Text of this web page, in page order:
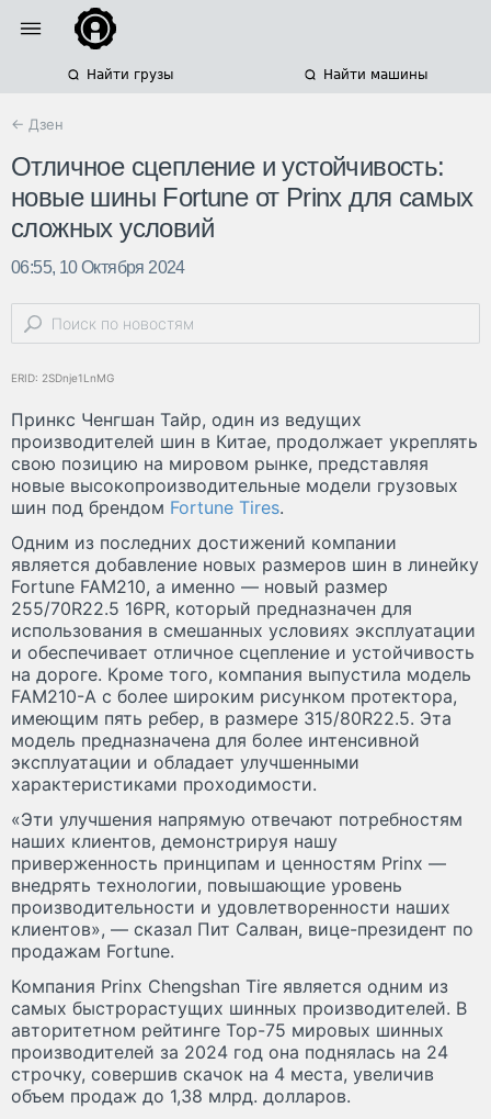
Найти грузы Найти машины
← Дзен
Отличное сцепление и устойчивость:
новые шины Fortune от Prinx для самых
сложных условий
06:55, 10 Октября 2024
ERID: 2SDnje1LnMG
Принкс Ченгшан Тайр, один из ведущих
производителей шин в Китае, продолжает укреплять
свою позицию на мировом рынке, представляя
новые высокопроизводительные модели грузовых
шин под брендом Fortune Tires.
Одним из последних достижений компании
является добавление новых размеров шин в линейку
Fortune FAM210, а именно — новый размер
255/70R22.5 16PR, который предназначен для
использования в смешанных условиях эксплуатации
и обеспечивает отличное сцепление и устойчивость
на дороге. Кроме того, компания выпустила модель
FAM210-A с более широким рисунком протектора,
имеющим пять ребер, в размере 315/80R22.5. Эта
модель предназначена для более интенсивной
эксплуатации и обладает улучшенными
характеристиками проходимости.
«Эти улучшения напрямую отвечают потребностям
наших клиентов, демонстрируя нашу
приверженность принципам и ценностям Prinx —
внедрять технологии, повышающие уровень
производительности и удовлетворенности наших
клиентов», — сказал Пит Салван, вице-президент по
продажам Fortune.
Компания Prinx Chengshan Tire является одним из
самых быстрорастущих шинных производителей. В
авторитетном рейтинге Тор-75 мировых шинных
производителей за 2024 год она поднялась на 24
строчку, совершив скачок на 4 места, увеличив
объем продаж до 1,38 млрд. долларов.